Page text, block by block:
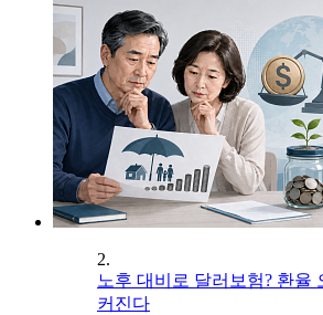
2.
노후 대비로 달러보험? 환율
커진다